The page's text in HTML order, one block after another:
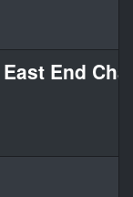
End